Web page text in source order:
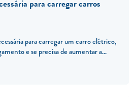
para carregar carros
para carregar um carro elétrico,
e se precisa de aumentar a...